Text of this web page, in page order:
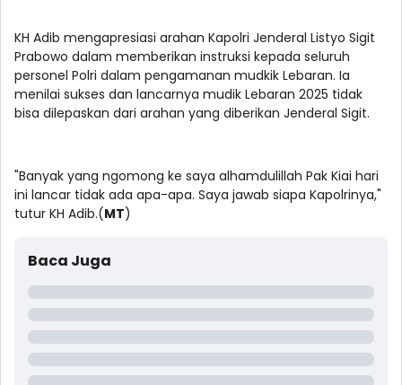
KH Adib mengapresiasi arahan Kapolri Jenderal Listyo Sigit
Prabowo dalam memberikan instruksi kepada seluruh
personel Polri dalam pengamanan mudkik Lebaran. Ia
menilai sukses dan lancarnya mudik Lebaran 2025 tidak
bisa dilepaskan dari arahan yang diberikan Jenderal Sigit.
"Banyak yang ngomong ke saya alhamdulillah Pak Kiai hari
ini lancar tidak ada apa-apa. Saya jawab siapa Kapolrinya,"
tutur KH Adib.(MT)
Baca Juga